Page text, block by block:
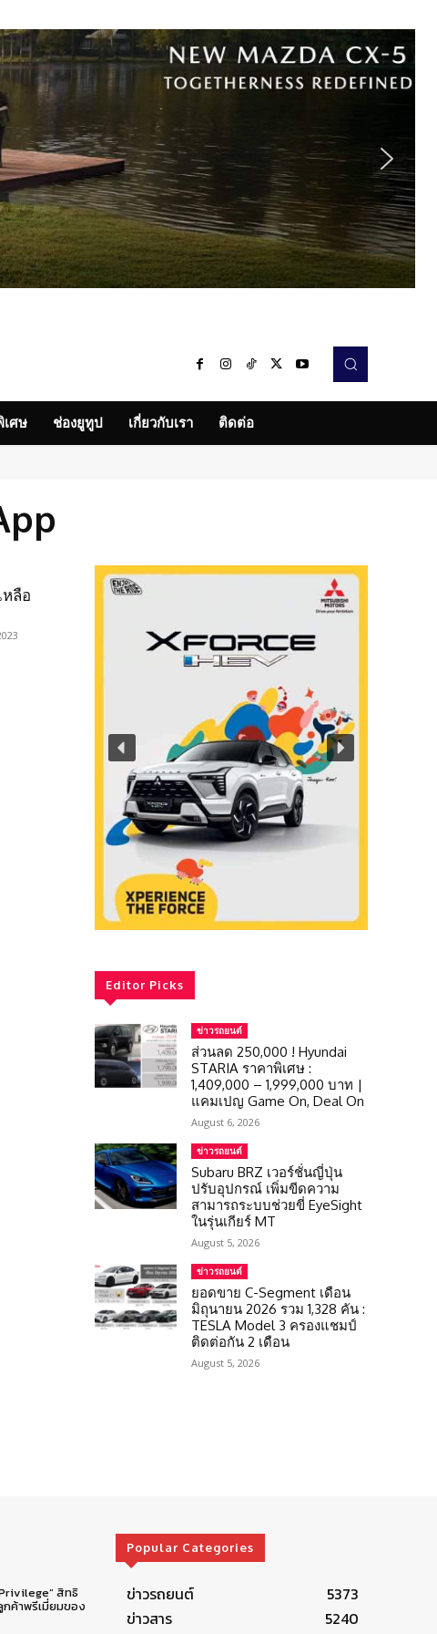
ศษ ช่องยูทูป เกี่ยวกับเรา ติดต่อ
หลือ
Editor Picks
ข่าวรถยนต์
ส่วนลด 250,000 ! Hyundai
STARIA ราคาพิเศษ :
1,409,000 – 1,999,000 บาท |
แคมเปญ Game On, Deal On
August 6, 2026
ข่าวรถยนต์
Subaru BRZ เวอร์ชั่นญี่ปุ่น
ปรับอุปกรณ์ เพิ่มขีดความ
สามารถระบบช่วยขี่ EyeSight
ในรุ่นเกียร์ MT
August 5, 2026
ข่าวรถยนต์
ยอดขาย C-Segment เดือน
มิถุนายน 2026 รวม 1,328 คัน :
TESLA Model 3 ครองแชมป์
ติดต่อกัน 2 เดือน
August 5, 2026
สิทธิ
ค้าพรีเมี่ยมของ
Popular Categories
ข่าวรถยนต์
5373
ข่าวสาร
5240